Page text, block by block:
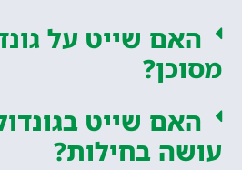
האם שייט על
מסוכן?
האם שייט
עושה בחילות?